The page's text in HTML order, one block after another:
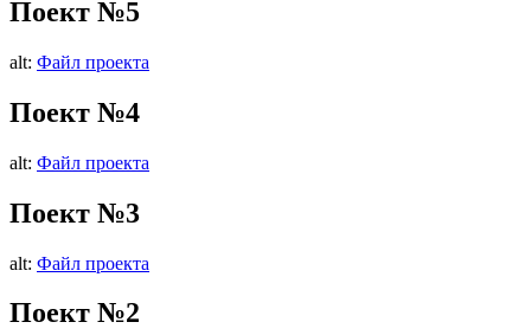
Поект №5
alt: Файл проекта
Поект №4
alt: Файл проекта
Поект №3
alt: Файл проекта
Поект №2